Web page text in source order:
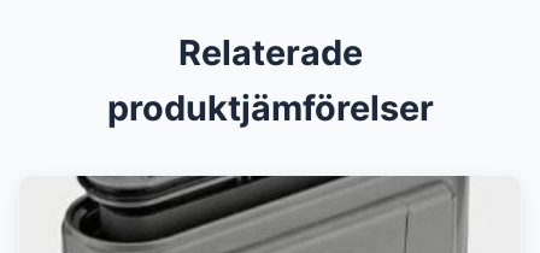
Relaterade
produktjämförelser